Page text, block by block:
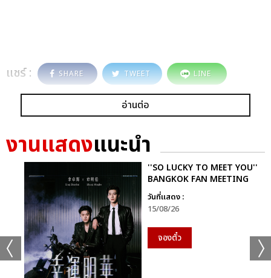
แชร์ : SHARE TWEET LINE
อ่านต่อ
งานแสดงแนะนำ
''SO LUCKY TO MEET YOU''
BANGKOK FAN MEETING
วันที่แสดง :
15/08/26
จองตั๋ว